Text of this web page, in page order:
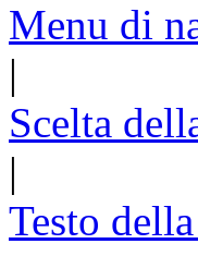
Menu di
|
Scelta
|
Testo